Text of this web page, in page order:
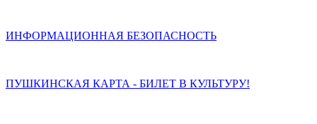
ИНФОРМАЦИОННАЯ БЕЗОПАСНОСТЬ
ПУШКИНСКАЯ КАРТА - БИЛЕТ В КУЛЬТУРУ!